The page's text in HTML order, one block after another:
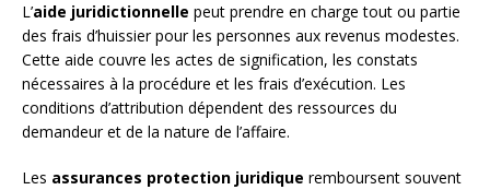
L’aide juridictionnelle peut prendre en charge tout ou partie
des frais d’huissier pour les personnes aux revenus modestes.
Cette aide couvre les actes de signification, les constats
nécessaires à la procédure et les frais d’exécution. Les
conditions d’attribution dépendent des ressources du
demandeur et de la nature de l’affaire.
Les assurances protection juridique remboursent souvent